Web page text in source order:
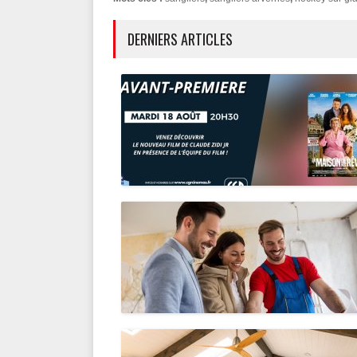
DERNIERS ARTICLES